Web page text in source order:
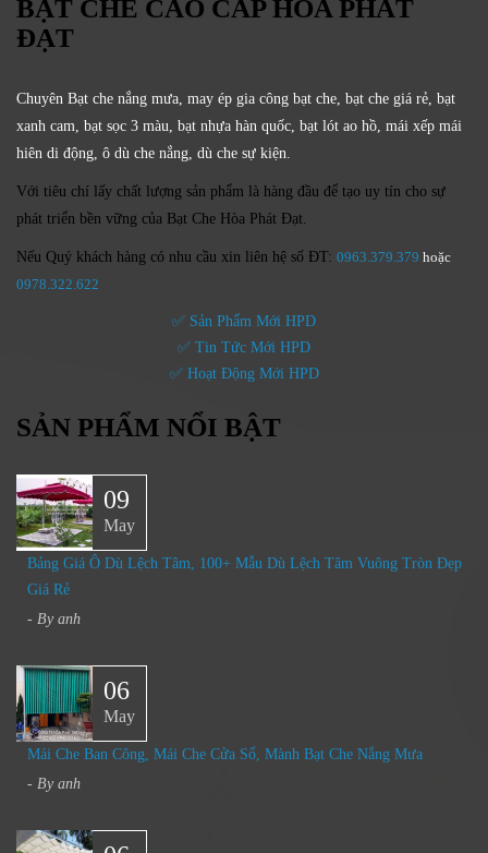
BẠT CHE CAO CẤP HÒA PHÁT
ĐẠT
Chuyên Bạt che nắng mưa, may ép gia công bạt che, bạt che giá rẻ, bạt
xanh cam, bạt sọc 3 màu, bạt nhựa hàn quốc, bạt lót ao hồ, mái xếp mái
hiên di động, ô dù che nắng, dù che sự kiện.
Với tiêu chí lấy chất lượng sản phẩm là hàng đầu để tạo uy tín cho sự
phát triển bền vững của Bạt Che Hòa Phát Đạt.
Nếu Quý khách hàng có nhu cầu xin liên hệ số ĐT: 0963.379.379 hoặc
0978.322.622
✅ Sản Phẩm Mới HPD
✅ Tin Tức Mới HPD
✅ Hoạt Động Mới HPD
SẢN PHẨM NỔI BẬT
09
May
Bảng Giá Ô Dù Lệch Tâm, 100+ Mẫu Dù Lệch Tâm Vuông Tròn Đẹp
Giá Rẻ
- By anh
06
May
Mái Che Ban Công, Mái Che Cửa Sổ, Mành Bạt Che Nắng Mưa​
- By anh